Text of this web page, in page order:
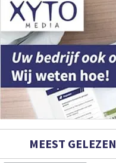
MEEST GELEZEN